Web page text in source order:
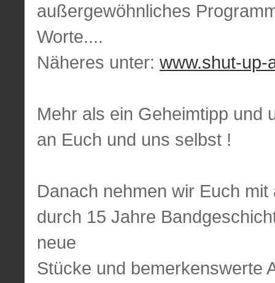
außergewöhnliches
Worte....
Näheres unter: www.shut-up-
Mehr als ein Geheimtipp und
an Euch und uns selbst !
Danach nehmen wir Euch mit
durch 15 Jahre
neue
Stücke und bemerkenswerte